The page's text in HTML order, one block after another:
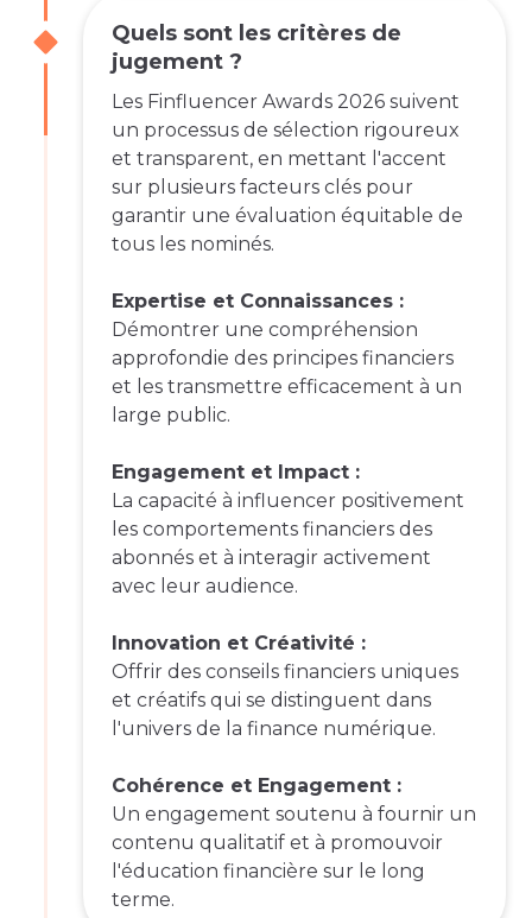
Quels sont les critères de
jugement ?
Les Finfluencer Awards 2026 suivent
un processus de sélection rigoureux
et transparent, en mettant l'accent
sur plusieurs facteurs clés pour
garantir une évaluation équitable de
tous les nominés.
Expertise et Connaissances :
Démontrer une compréhension
approfondie des principes financiers
et les transmettre efficacement à un
large public.
Engagement et Impact :
La capacité à influencer positivement
les comportements financiers des
abonnés et à interagir activement
avec leur audience.
Innovation et Créativité :
Offrir des conseils financiers uniques
et créatifs qui se distinguent dans
l'univers de la finance numérique.
Cohérence et Engagement :
Un engagement soutenu à fournir un
contenu qualitatif et à promouvoir
l'éducation financière sur le long
terme.